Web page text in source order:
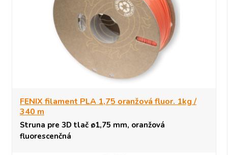
FENIX filament PLA 1,75 oranžová fluor. 1kg /
340 m
Struna pre 3D tlač ø1,75 mm, oranžová
fluorescenčná